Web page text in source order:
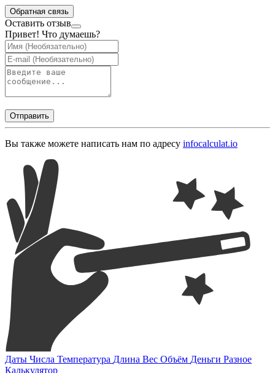
Обратная связь
Оставить отзыв
Привет! Что думаешь?
Отправить
Вы также можете написать нам по адресу infocalculat.io
Даты Числа Температура Длина Вес Объём Деньги Разное
Калькулятор